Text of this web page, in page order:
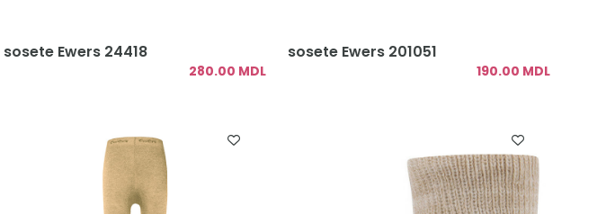
sosete Ewers 24418
280.00 MDL
sosete Ewers 201051
190.00 MDL